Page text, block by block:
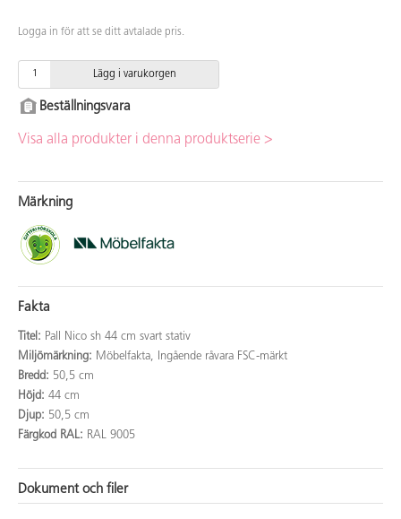
Logga in för att se ditt avtalade pris.
Lägg i varukorgen
Beställningsvara
Visa alla produkter i denna produktserie >
Märkning
Fakta
Titel: Pall Nico sh 44 cm svart stativ
Miljömärkning: Möbelfakta, Ingående råvara FSC-märkt
Bredd: 50,5 cm
Höjd: 44 cm
Djup: 50,5 cm
Färgkod RAL: RAL 9005
Dokument och filer